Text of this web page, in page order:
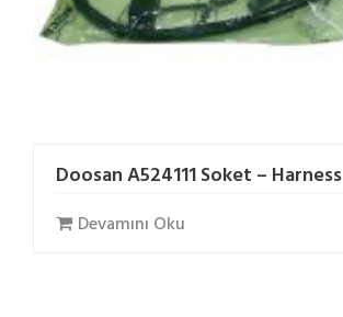
Doosan A524111 Soket – Harness
Devamını Oku